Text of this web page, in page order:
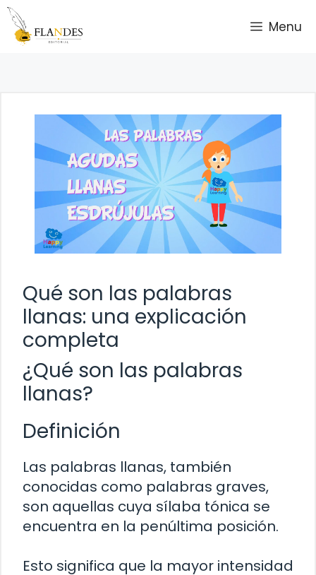
Saltar
contenido
Menu
Qué son las palabras
llanas: una explicación
completa
¿Qué son las palabras
llanas?
Definición
Las palabras llanas, también
conocidas como palabras graves,
son aquellas cuya sílaba tónica se
encuentra en la penúltima posición.
Esto significa que la mayor intensidad